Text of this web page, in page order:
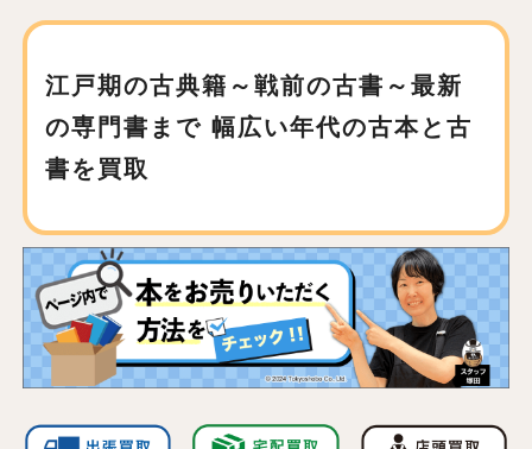
江戸期の古典籍～戦前の古書～最新
の専門書まで 幅広い年代の古本と古
書を買取